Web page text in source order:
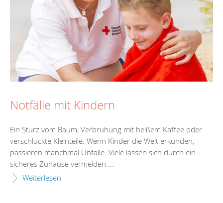
Notfälle mit Kindern
Ein Sturz vom Baum, Verbrühung mit heißem Kaffee oder
verschluckte Kleinteile: Wenn Kinder die Welt erkunden,
passieren manchmal Unfälle. Viele lassen sich durch ein
sicheres Zuhause vermeiden....
Weiterlesen